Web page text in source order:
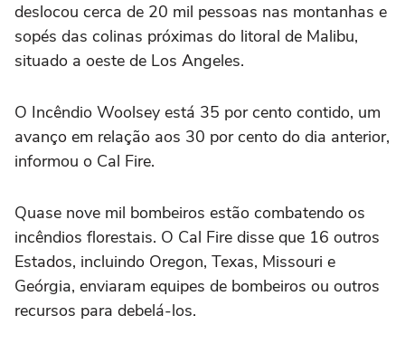
deslocou cerca de 20 mil pessoas nas montanhas e
sopés das colinas próximas do litoral de Malibu,
situado a oeste de Los Angeles.
O Incêndio Woolsey está 35 por cento contido, um
avanço em relação aos 30 por cento do dia anterior,
informou o Cal Fire.
Quase nove mil bombeiros estão combatendo os
incêndios florestais. O Cal Fire disse que 16 outros
Estados, incluindo Oregon, Texas, Missouri e
Geórgia, enviaram equipes de bombeiros ou outros
recursos para debelá-los.